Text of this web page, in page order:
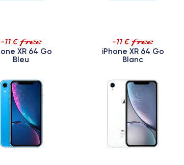
-11 €
XR 64 Go
Bleu
-11 €
iPhone XR 64 Go
Blanc